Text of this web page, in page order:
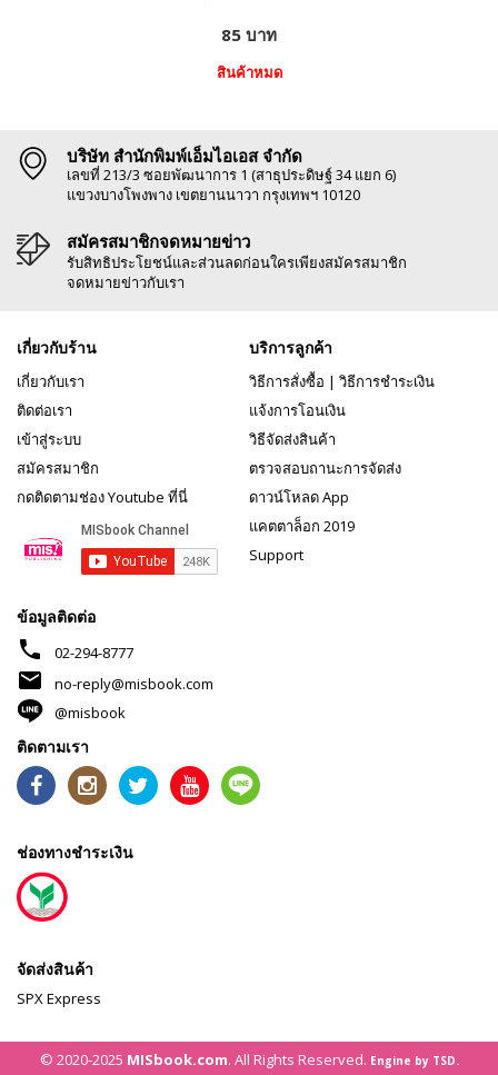
85 บาท
สินค้าหมด
บริษัท สำนักพิมพ์เอ็มไอเอส จำกัด
เลขที่ 213/3 ซอยพัฒนาการ 1 (สาธุประดิษฐ์ 34 แยก 6)
แขวงบางโพงพาง เขตยานนาวา กรุงเทพฯ 10120
สมัครสมาชิกจดหมายข่าว
รับสิทธิประโยชน์และส่วนลดก่อนใครเพียงสมัครสมาชิก
จดหมายข่าวกับเรา
เกี่ยวกับร้าน
เกี่ยวกับเรา
ติดต่อเรา
เข้าสู่ระบบ
สมัครสมาชิก
กดติดตามช่อง Youtube ที่นี่
บริการลูกค้า
วิธีการสั่งซื้อ | วิธีการชำระเงิน
แจ้งการโอนเงิน
วิธีจัดส่งสินค้า
ตรวจสอบถานะการจัดส่ง
ดาวน์โหลด App
แคตตาล็อก 2019
Support
ข้อมูลติดต่อ
phone 02-294-8777
mail
no-reply@misbook.com
@misbook
ติดตามเรา
ช่องทางชำระเงิน
จัดส่งสินค้า
SPX Express
© 2020-2025 MISbook.com. All Rights Reserved. Engine by TSD.